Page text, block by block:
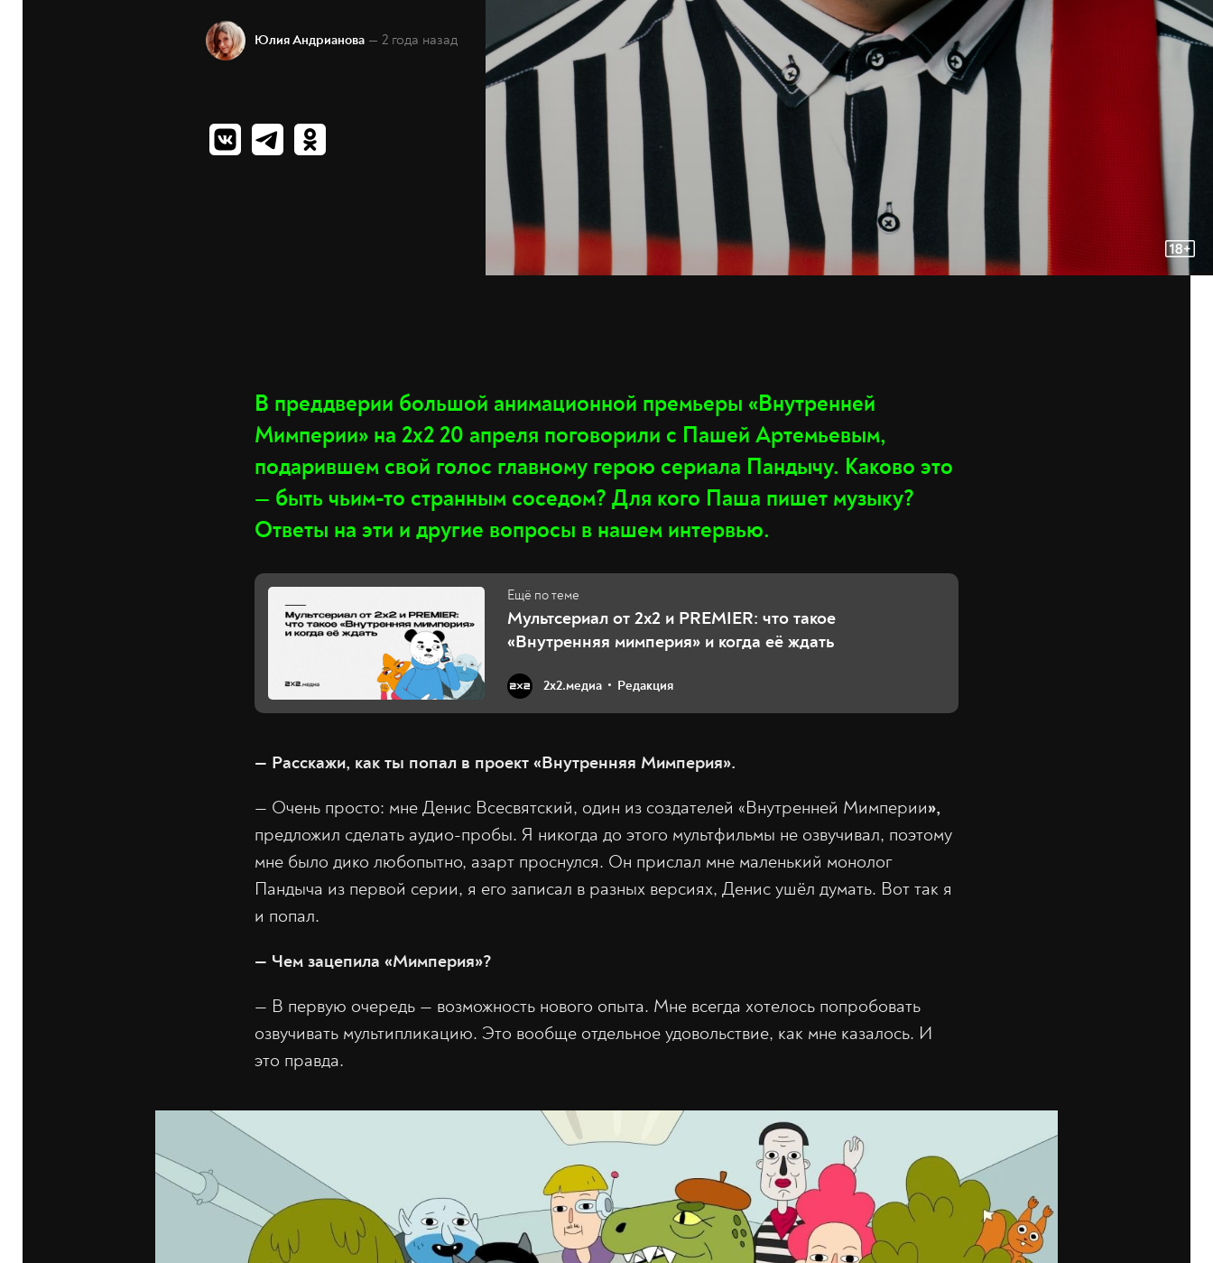
Юлия Андрианова — 2 года назад
В преддверии большой анимационной премьеры «Внутренней
Мимперии» на 2х2 20 апреля поговорили с Пашей Артемьевым,
подарившем свой голос главному герою сериала Пандычу. Каково это
— быть чьим-то странным соседом? Для кого Паша пишет музыку?
Ответы на эти и другие вопросы в нашем интервью.
Мультсериал от 2х2 и PREMIER: что такое
«Внутренняя мимперия» и когда её ждать
2х2.медиа Редакция
— Расскажи, как ты попал в проект «Внутренняя Мимперия».
— Очень просто: мне Денис Всесвятский, один из создателей «Внутренней Мимперии»,
предложил сделать аудио-пробы. Я никогда до этого мультфильмы не озвучивал, поэтому
мне было дико любопытно, азарт проснулся. Он прислал мне маленький монолог
Пандыча из первой серии, я его записал в разных версиях, Денис ушёл думать. Вот так я
и попал.
— Чем зацепила «Мимперия»?
— В первую очередь — возможность нового опыта. Мне всегда хотелось попробовать
озвучивать мультипликацию. Это вообще отдельное удовольствие, как мне казалось. И
это правда.